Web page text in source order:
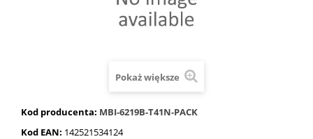
Pokaż większe
Kod producenta: MBI-6219B-T41N-PACK
Kod EAN: 142521534124